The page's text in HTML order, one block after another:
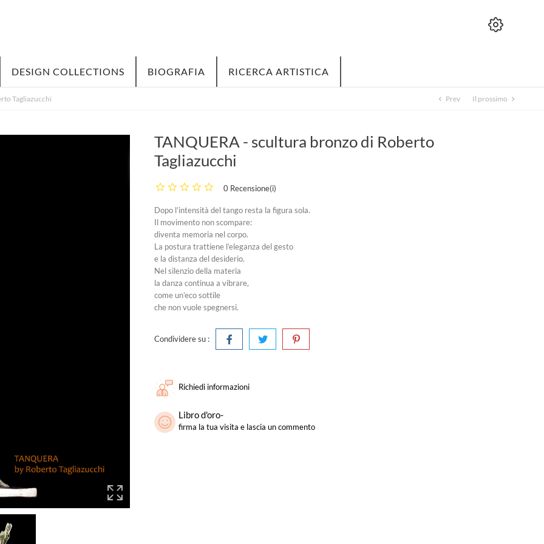
DESIGN COLLECTIONS BIOGRAFIA RICERCA ARTISTICA
Tagliazucchi chevron_left Prev Il prossimo chevron_right
TANQUERA - scultura bronzo di Roberto
Tagliazucchi
0 Recensione(i)
Dopo l’intensità del tango resta la figura sola.
Il movimento non scompare:
diventa memoria nel corpo.
La postura trattiene l’eleganza del gesto
e la distanza del desiderio.
Nel silenzio della materia
la danza continua a vibrare,
come un’eco sottile
che non vuole spegnersi.
Condividere su :
Richiedi informazioni
Libro d'oro-
firma la tua visita e lascia un commento